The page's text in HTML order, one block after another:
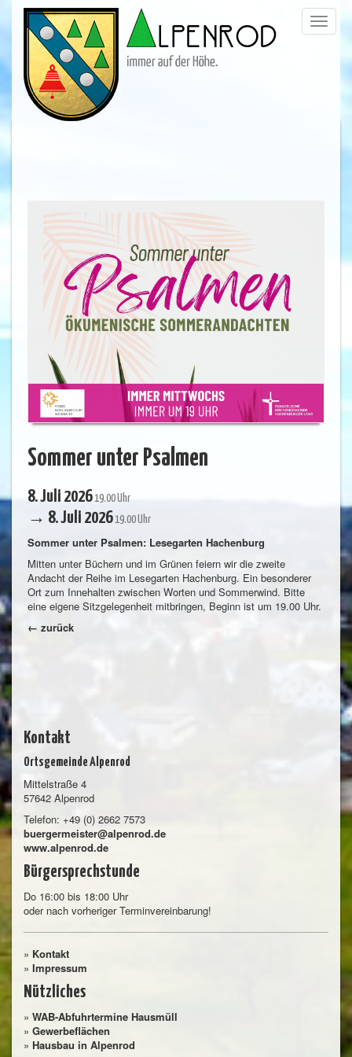
Menü
Sommer unter Psalmen
8. Juli 2026 19.00 Uhr
→ 8. Juli 2026 19.00 Uhr
Sommer unter Psalmen: Lesegarten Hachenburg
Mitten unter Büchern und im Grünen feiern wir die zweite
Andacht der Reihe im Lesegarten Hachenburg. Ein besonderer
Ort zum Innehalten zwischen Worten und Sommerwind. Bitte
eine eigene Sitzgelegenheit mitbringen, Beginn ist um 19.00 Uhr.
← zurück
Kontakt
Ortsgemeinde Alpenrod
Mittelstraße 4
57642 Alpenrod
Telefon: +49 (0) 2662 7573
buergermeister@alpenrod.de
www.alpenrod.de
Bürgersprechstunde
Do 16:00 bis 18:00 Uhr
oder nach vorheriger Terminvereinbarung!
» Kontakt
» Impressum
Nützliches
» WAB-Abfuhrtermine Hausmüll
» Gewerbeflächen
» Hausbau in Alpenrod